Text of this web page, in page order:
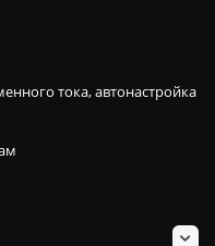
тока, автонастройка